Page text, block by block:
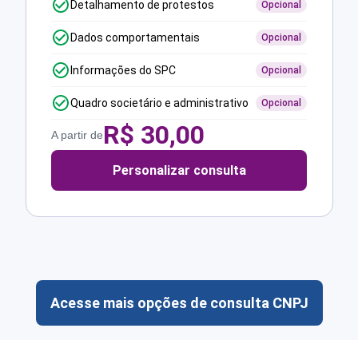
Detalhamento de protestos Opcional
Dados comportamentais Opcional
Informações do SPC Opcional
Quadro societário e administrativo Opcional
A partir deR$ 30,00
Personalizar consulta
Acesse mais opções de consulta CNPJ